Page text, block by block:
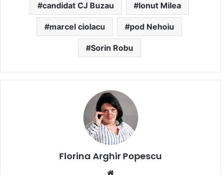
candidat CJ Buzau Ionut Milea
marcel ciolacu pod Nehoiu
Sorin Robu
Florina Arghir Popescu